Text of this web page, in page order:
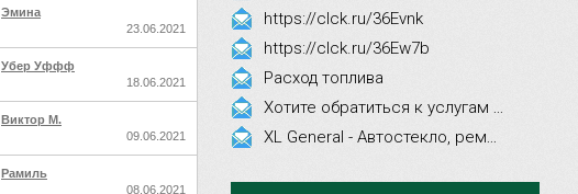
Эмина
23.06.2021
Убер Уффф
18.06.2021
Виктор М.
09.06.2021
Рамиль
08.06.2021
https://clck.ru/36Evnk
https://clck.ru/36Ew7b
Расход топлива